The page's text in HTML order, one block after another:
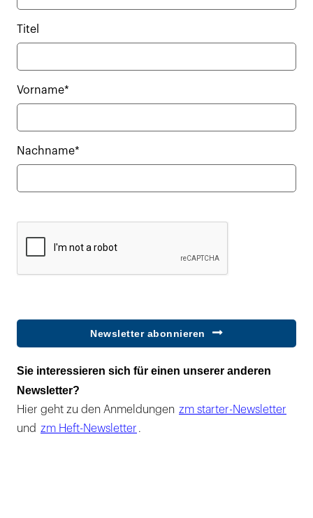
Titel
Vorname*
Nachname*
Newsletter abonnieren
Sie interessieren sich für einen unserer anderen
Newsletter?
Hier geht zu den Anmeldungen zm starter-Newsletter
und zm Heft-Newsletter .